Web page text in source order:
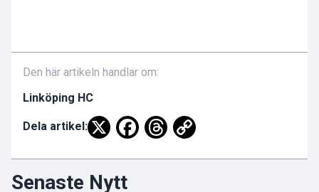
Den här artikeln handlar om:
Linköping HC
Dela artikel:
Senaste Nytt